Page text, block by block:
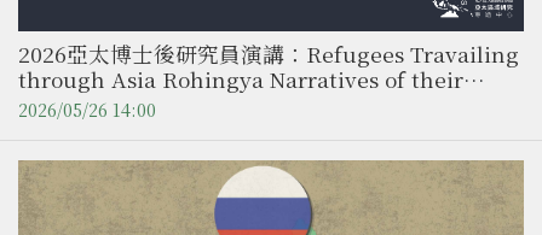
2026亞太博士後研究員演講：Refugees Travailing
through Asia Rohingya Narratives of their
Exilic Wanderings ／ Dr. Miriam Jaehn（中央研
究院 人社中心亞太區域研究專題中心博士後研究）
2026/05/26 14:00